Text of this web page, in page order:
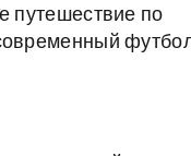
путешествие по